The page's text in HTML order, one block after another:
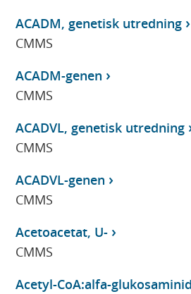
ACADM, genetisk utredning
CMMS
ACADM-genen
CMMS
ACADVL, genetisk utredning
CMMS
ACADVL-genen
CMMS
Acetoacetat, U-
CMMS
Acetyl-CoA:alfa-